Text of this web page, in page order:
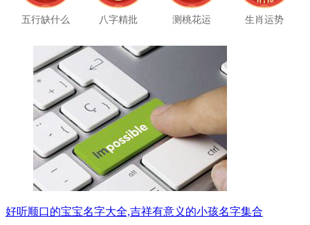
五行缺什么 八字精批 测桃花运 生肖运势
好听顺口的宝宝名字大全,吉祥有意义的小孩名字集合